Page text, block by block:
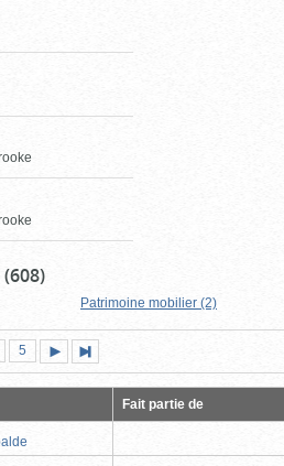
Patrimoine mobilier (2)
Page
5
suivante
page
Fait partie de